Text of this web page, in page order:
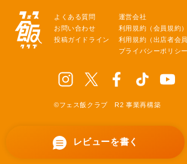
レビューを書く
よくある質問
お問い合わせ
投稿ガイドライン
運営会社
利用規約（会員規約）
利用規約（出店者会員
プライバシーポリシー
©フェス飯クラブ R2 事業再構築